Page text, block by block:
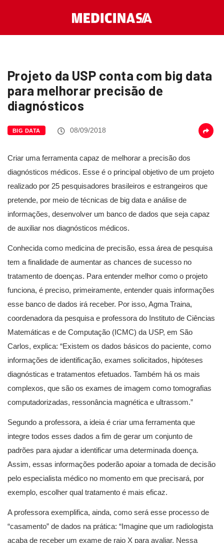
Projeto da USP conta com big data
para melhorar precisão de
diagnósticos
BIG DATA 08/09/2018
Criar uma ferramenta capaz de melhorar a precisão dos
diagnósticos médicos. Esse é o principal objetivo de um projeto
realizado por 25 pesquisadores brasileiros e estrangeiros que
pretende, por meio de técnicas de big data e análise de
informações, desenvolver um banco de dados que seja capaz
de auxiliar nos diagnósticos médicos.
Conhecida como medicina de precisão, essa área de pesquisa
tem a finalidade de aumentar as chances de sucesso no
tratamento de doenças. Para entender melhor como o projeto
funciona, é preciso, primeiramente, entender quais informações
esse banco de dados irá receber. Por isso, Agma Traina,
coordenadora da pesquisa e professora do Instituto de Ciências
Matemáticas e de Computação (ICMC) da USP, em São
Carlos, explica: “Existem os dados básicos do paciente, como
informações de identificação, exames solicitados, hipóteses
diagnósticas e tratamentos efetuados. Também há os mais
complexos, que são os exames de imagem como tomografias
computadorizadas, ressonância magnética e ultrassom.”
Segundo a professora, a ideia é criar uma ferramenta que
integre todos esses dados a fim de gerar um conjunto de
padrões para ajudar a identificar uma determinada doença.
Assim, essas informações poderão apoiar a tomada de decisão
pelo especialista médico no momento em que precisará, por
exemplo, escolher qual tratamento é mais eficaz.
A professora exemplifica, ainda, como será esse processo de
“casamento” de dados na prática: “Imagine que um radiologista
acaba de receber um exame de raio X para avaliar. Nessa